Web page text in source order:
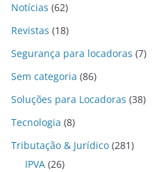
Notícias (62)
Revistas (18)
Segurança para locadoras (7)
Sem categoria (86)
Soluções para Locadoras (38)
Tecnologia (8)
Tributação & Jurídico (281)
IPVA (26)